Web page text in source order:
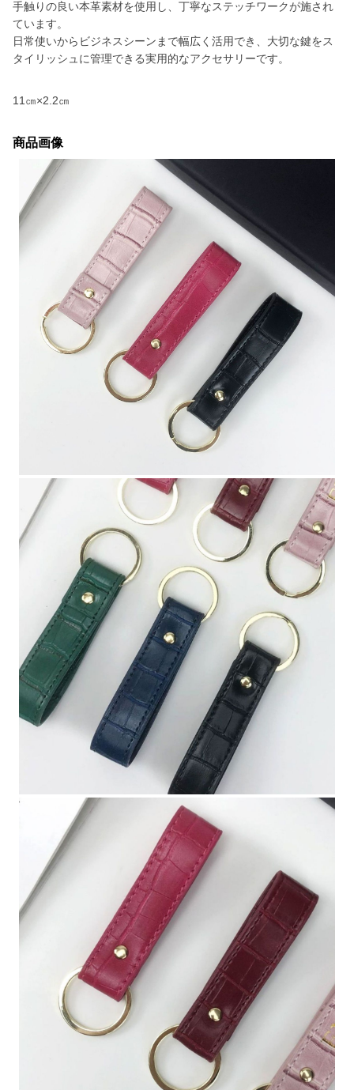
手触りの良い本革素材を使用し、丁寧なステッチワークが施され
ています。
日常使いからビジネスシーンまで幅広く活用でき、大切な鍵をス
タイリッシュに管理できる実用的なアクセサリーです。
11㎝×2.2㎝
商品画像